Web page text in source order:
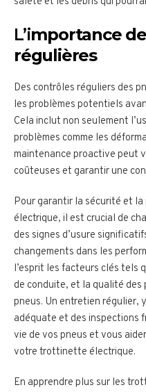
L’importance
régulières
Des contrôles réguliers des
les problèmes potentiels
Cela inclut non seulement
problèmes comme les
maintenance proactive peut
coûteuses et garantir une
Pour garantir la sécurité et
électrique, il est crucial de
des signes d’usure
changements dans les
l’esprit les facteurs clés tels
de conduite, et la qualité des
pneus. Un entretien régulier,
adéquate et des inspections
vie de vos pneus et vous
votre trottinette électrique.
En apprendre plus sur les